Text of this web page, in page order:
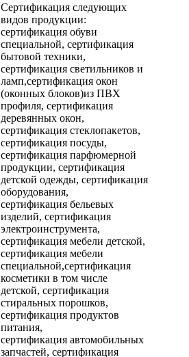
Сертификация следующих
видов продукции:
сертификация обуви
специальной, сертификация
бытовой техники,
сертификация светильников и
ламп,сертификация окон
(оконных блоков)из ПВХ
профиля, сертификация
деревянных окон,
сертификация стеклопакетов,
сертификация посуды,
сертификация парфюмерной
продукции, сертификация
детской одежды, сертификация
оборудования,
сертификация бельевых
изделий, сертификация
электроинструмента,
сертификация мебели детской,
сертификация мебели
специальной,сертификация
косметики в том числе
детской, сертификация
стиральных порошков,
сертификация продуктов
питания,
сертификация автомобильных
запчастей, сертификация